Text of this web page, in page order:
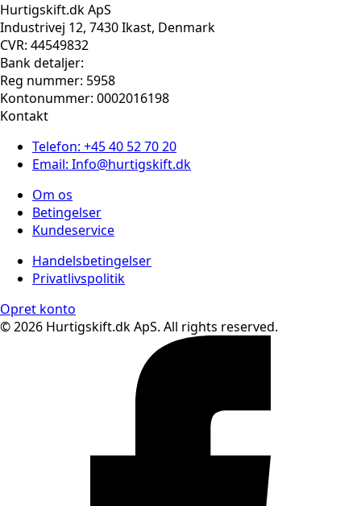
Hurtigskift.dk ApS
Industrivej 12, 7430 Ikast, Denmark
CVR: 44549832
Bank detaljer:
Reg nummer: 5958
Kontonummer: 0002016198
Kontakt
Telefon: +45 40 52 70 20
Email: Info@hurtigskift.dk
Om os
Betingelser
Kundeservice
Handelsbetingelser
Privatlivspolitik
Opret konto
© 2026 Hurtigskift.dk ApS. All rights reserved.